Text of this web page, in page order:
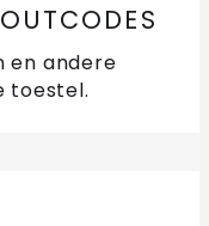
aan?
en andere
toestel.